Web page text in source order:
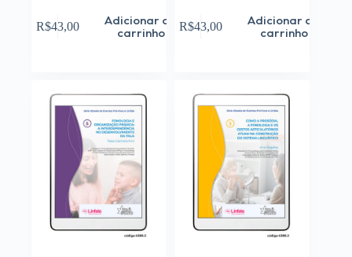
R$43,00
Adicionar ao
carrinho
R$43,00
Adicionar ao
carrinho